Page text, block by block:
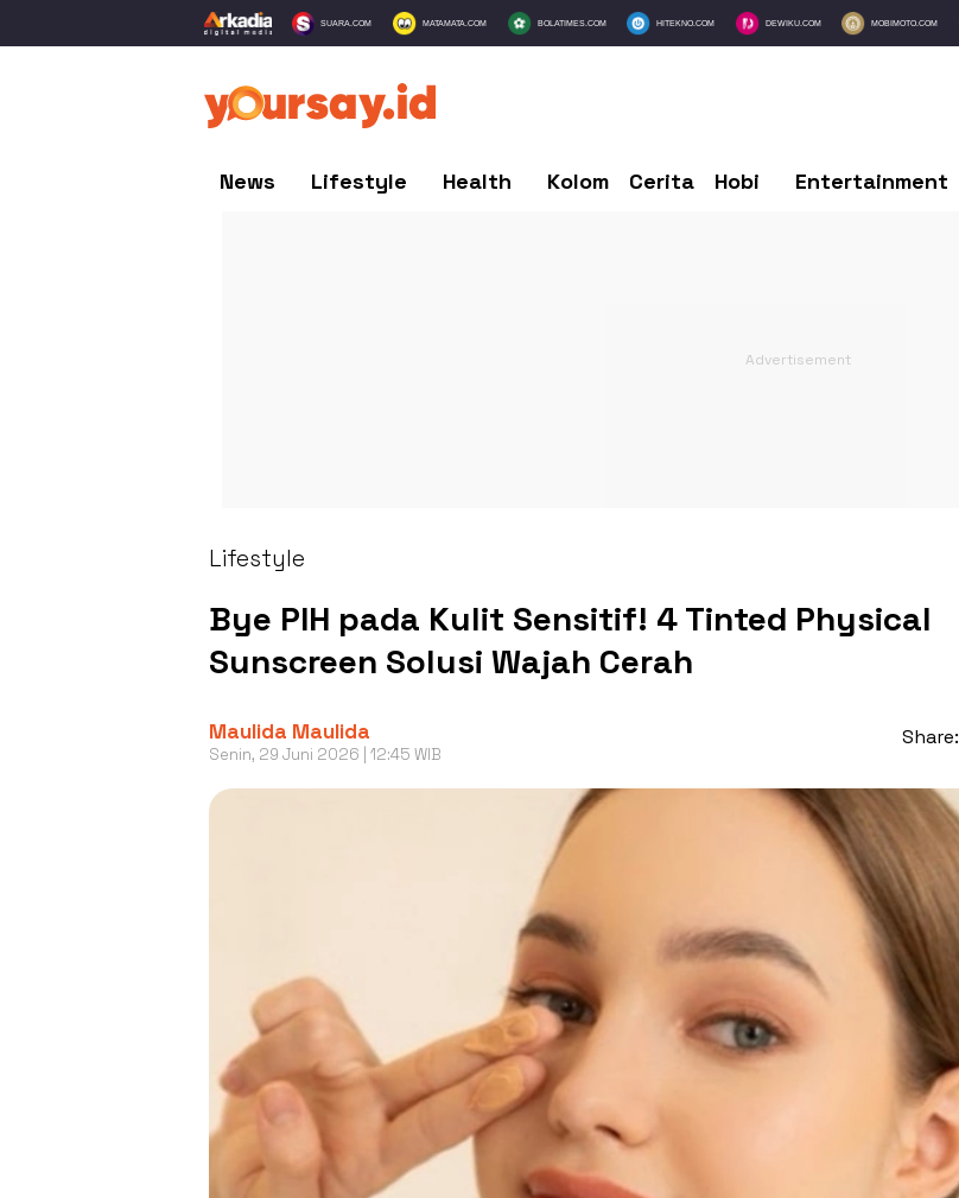
SUARA.COM MATAMATA.COM BOLATIMES.COM HITEKNO.COM DEWIKU.COM MOBIMOTO.COM
News Lifestyle Health Kolom Cerita Hobi Entertainment
Lifestyle
Bye PIH pada Kulit Sensitif! 4 Tinted Physical
Sunscreen Solusi Wajah Cerah
Maulida Maulida
Senin, 29 Juni 2026 | 12:45 WIB
Share: